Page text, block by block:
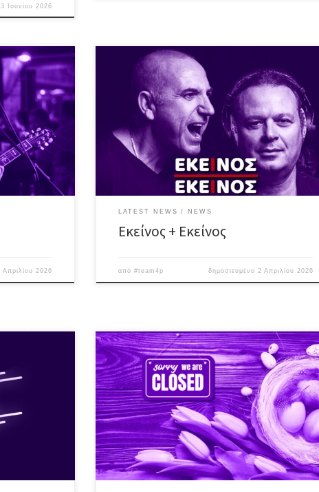
3 Ιουνίου 2026
του
άλλη μια
show με
μέχρι
αλλά
Απριλίου 2026
Άλλη μια “συλλεκτική” βραδιά – 5η(!) για το 2026 – με
τραγούδια διαχρονικά & λατρεμένα που όλοι
σιγοψιθυρίζουμε, τραγούδια γεμάτα θύμησες,
συναίσθημα και στιγμές μοναδικές! Οι αγαπημένοι (μας)
Εκείνος + Εκείνος #LiVE ή αλλιώς, η συνήθεια που έγινε
λατρεία! Πέρα από τα – πλέον – κλασσικά,
“Χειμωνιάτικα Μπαρ”, “Χρώματα”, “Το […]
LATEST NEWS NEWS
Εκείνος + Εκείνος
από#team4p δημοσιευμένο 2 Απριλίου 2026
λίστα,
Eric
Rory
Top κ.α.
gtr/voc Nick
H ομάδα διακοπάρει για τις απαραίτητες ανάσες Καλό
Πάσχα φίλες & φίλοι!! #egalite_pub #easterholidays
#2k26